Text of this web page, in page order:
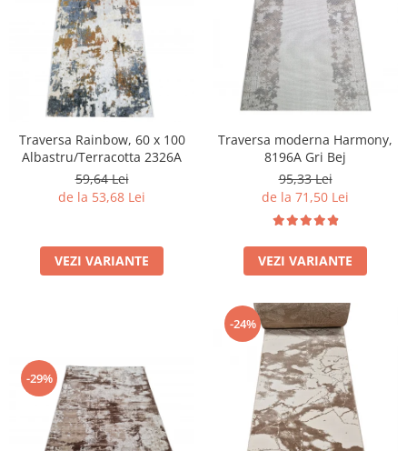
Traversa Rainbow, 60 x 100
Albastru/Terracotta 2326A
59,64 Lei
de la 53,68 Lei
VEZI VARIANTE
Traversa moderna Harmony,
8196A Gri Bej
95,33 Lei
de la 71,50 Lei
VEZI VARIANTE
-29%
-24%